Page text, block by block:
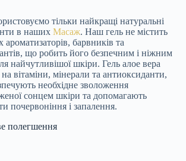
тільки найкращі натуральні
в наших Масаж. Наш гель не містить
барвників та
що робить його безпечним і ніжним
найчутливішої шкіри. Гель алое вера
вітаміни, мінерали та антиоксиданти,
необхідне зволоження
сонцем шкіри та допомагають
почервоніння і запалення.
полегшення